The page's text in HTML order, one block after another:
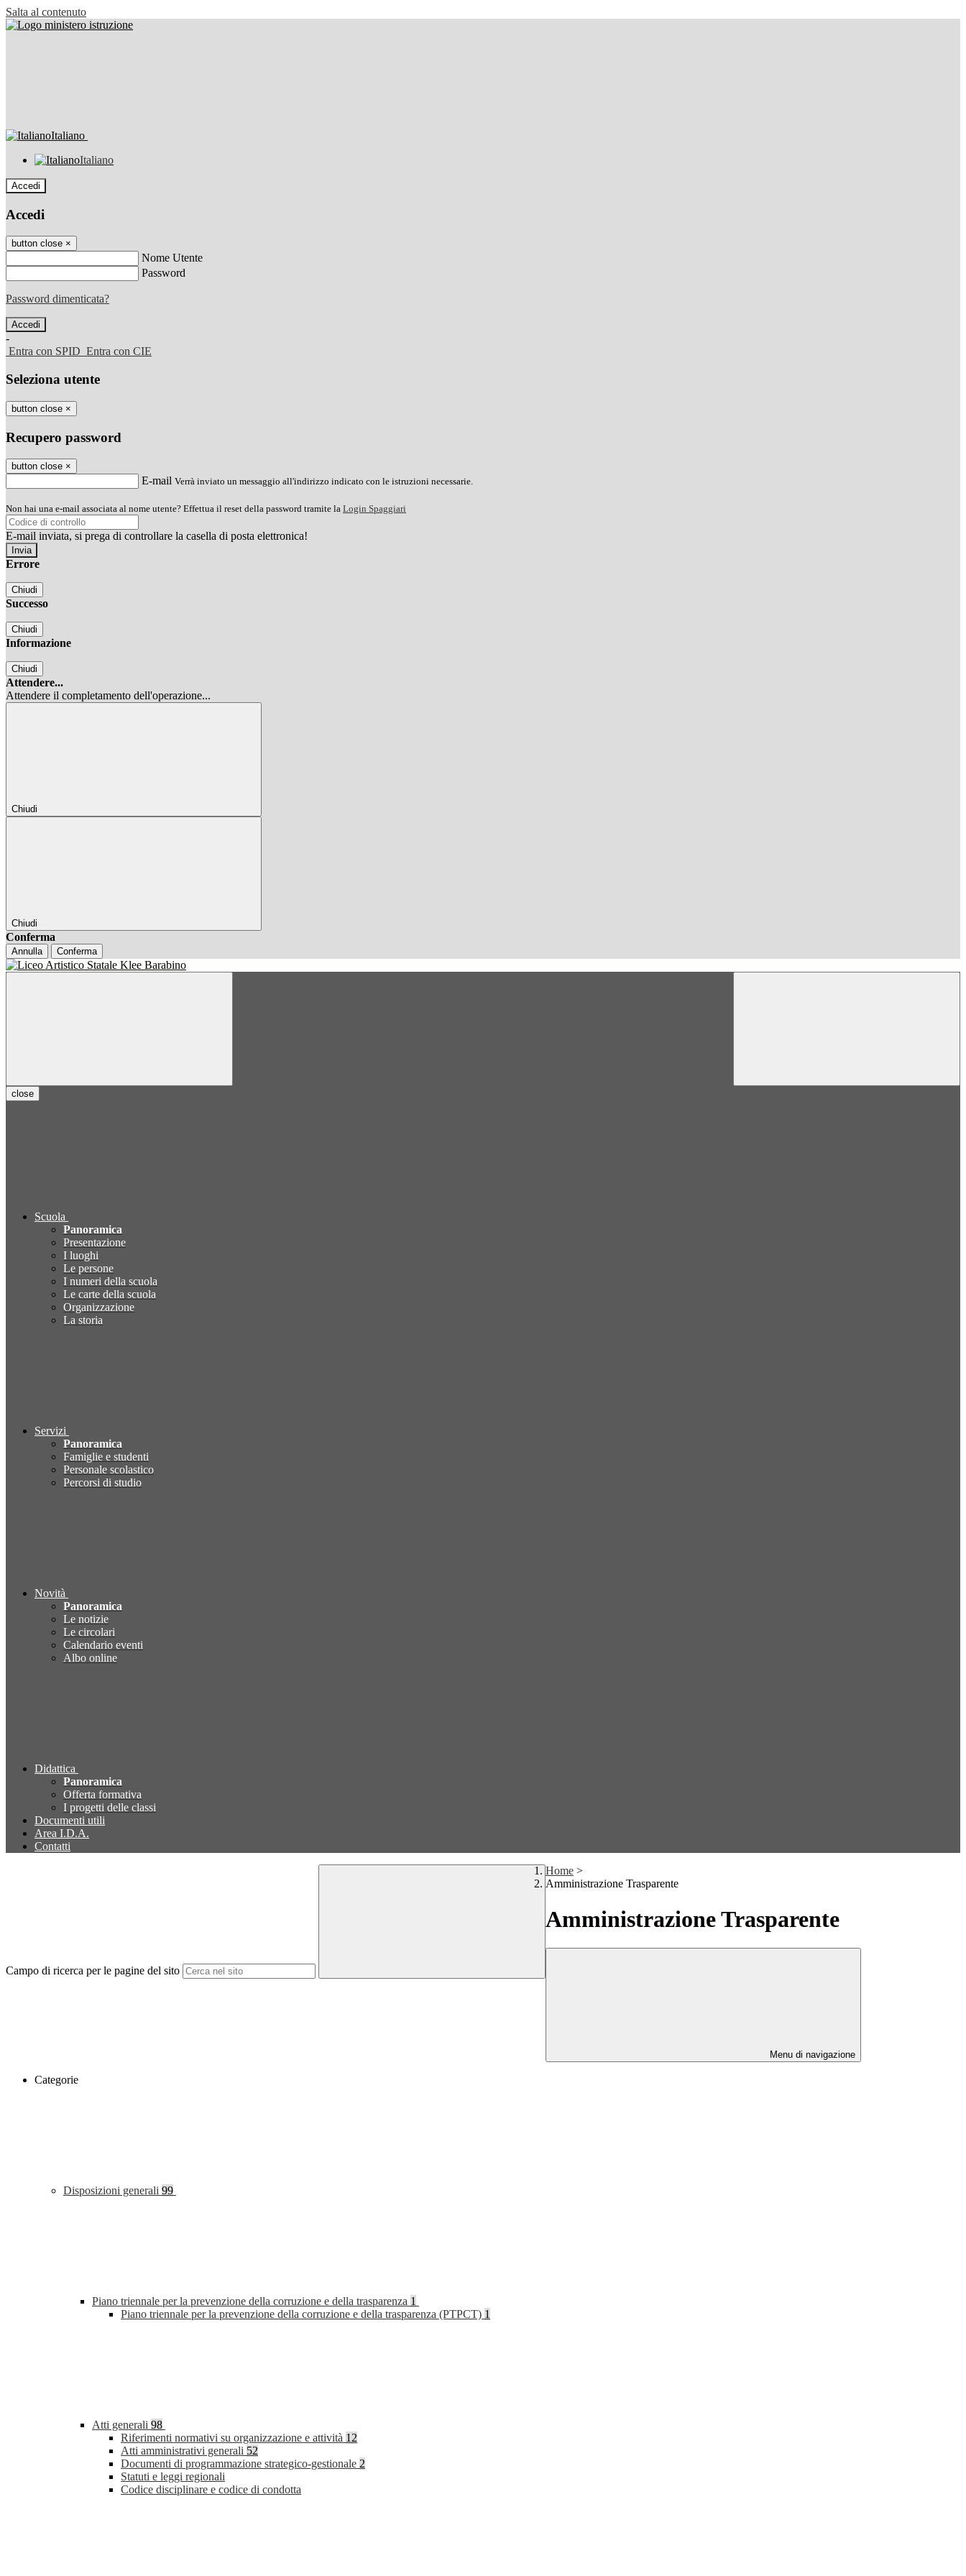
Salta al contenuto
Italiano
Italiano
Accedi
Accedi
button close ×
Nome Utente
Password
Password dimenticata?
-
Entra con SPID Entra con CIE
Seleziona utente
button close ×
Recupero password
button close ×
E-mail Verrà inviato un messaggio all'indirizzo indicato con le istruzioni necessarie.
Non hai una e-mail associata al nome utente? Effettua il reset della password tramite la Login Spaggiari
E-mail inviata, si prega di controllare la casella di posta elettronica!
Errore
Chiudi
Successo
Chiudi
Informazione
Chiudi
Attendere...
Attendere il completamento dell'operazione...
Chiudi
Chiudi
Conferma
Annulla Conferma
close
Scuola
Panoramica
Presentazione
I luoghi
Le persone
I numeri della scuola
Le carte della scuola
Organizzazione
La storia
Servizi
Panoramica
Famiglie e studenti
Personale scolastico
Percorsi di studio
Novità
Panoramica
Le notizie
Le circolari
Calendario eventi
Albo online
Didattica
Panoramica
Offerta formativa
I progetti delle classi
Documenti utili
Area I.D.A.
Contatti
Campo di ricerca per le pagine del sito
Home >
Amministrazione Trasparente
Amministrazione Trasparente
Menu di navigazione
Categorie
Disposizioni generali 99
Piano triennale per la prevenzione della corruzione e della trasparenza 1
Piano triennale per la prevenzione della corruzione e della trasparenza (PTPCT) 1
Atti generali 98
Riferimenti normativi su organizzazione e attività 12
Atti amministrativi generali 52
Documenti di programmazione strategico-gestionale 2
Statuti e leggi regionali
Codice disciplinare e codice di condotta